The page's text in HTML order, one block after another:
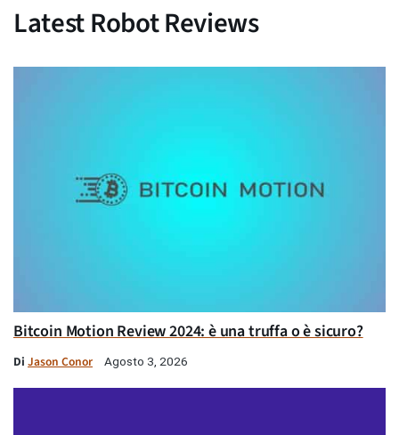
Latest Robot Reviews
Bitcoin Motion Review 2024: è una truffa o è sicuro?
Di Jason Conor Agosto 3, 2026